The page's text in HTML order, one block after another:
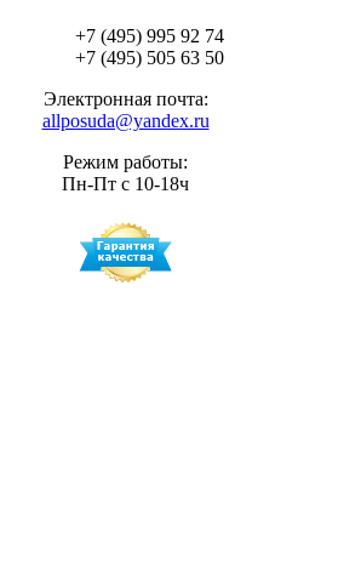
+7 (495) 995 92 74
+7 (495) 505 63 50
Электронная почта:
allposuda@yandex.ru
Режим работы:
Пн-Пт с 10-18ч